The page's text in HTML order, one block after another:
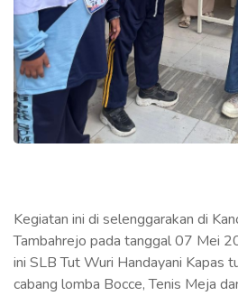
Kegiatan ini di selenggarakan di
Tambahrejo pada tanggal 07 Mei
ini SLB Tut Wuri Handayani Kapas
cabang lomba Bocce, Tenis Meja